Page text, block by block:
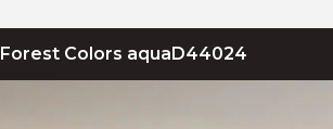
Forest Colors aquaD44024